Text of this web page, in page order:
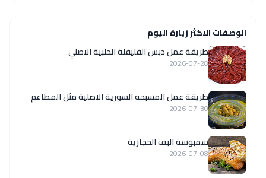
الوصفات الاكثر زيارة اليوم
طريقة عمل دبس الفليفلة الحلبية الاصلي
2026-07-28
‏طريقة عمل المسبحة السورية الاصلية مثل المطاعم
2026-07-30
سمبوسة البف الحجازية
2026-07-08